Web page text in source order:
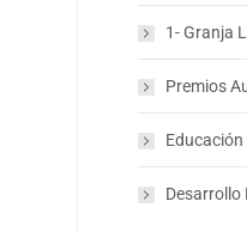
1- Granja
Premios
Desarrollo